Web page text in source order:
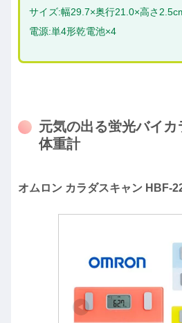
サイズ:幅29.7×奥行21.0×高さ
電源:単4形乾電池×4
元気の出る蛍光バイ
体重計
オムロン カラダスキャン HBF-